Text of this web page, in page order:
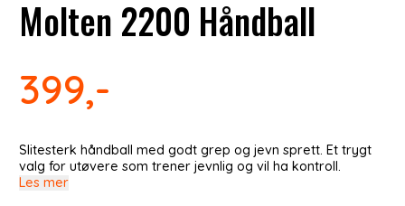
Molten 2200 Håndball
399,-
Slitesterk håndball med godt grep og jevn sprett. Et trygt
valg for utøvere som trener jevnlig og vil ha kontroll.
Les mer